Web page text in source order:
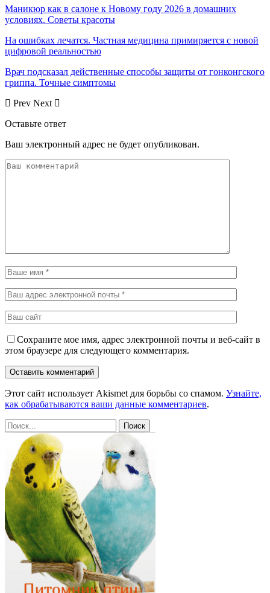
Маникюр как в салоне к Новому году 2026 в домашних
условиях. Советы красоты
На ошибках лечатся. Частная медицина примиряется с новой
цифровой реальностью
Врач подсказал действенные способы защиты от гонконгского
гриппа. Точные симптомы
Prev Next
Оставьте ответ
Ваш электронный адрес не будет опубликован.
Сохраните мое имя, адрес электронной почты и веб-сайт в
этом браузере для следующего комментария.
Этот сайт использует Akismet для борьбы со спамом. Узнайте,
как обрабатываются ваши данные комментариев.